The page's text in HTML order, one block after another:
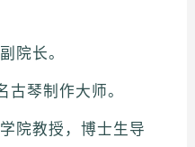
院长。
古琴制作大师。
院教授，博士生导